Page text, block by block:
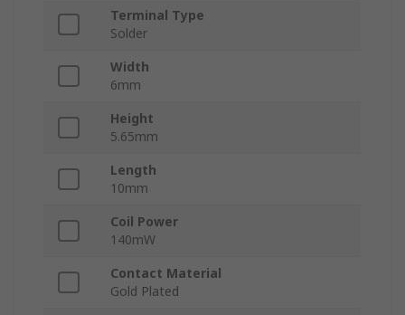
Terminal Type
Solder
Width
6mm
Height
5.65mm
Length
10mm
Coil Power
140mW
Contact Material
Gold Plated